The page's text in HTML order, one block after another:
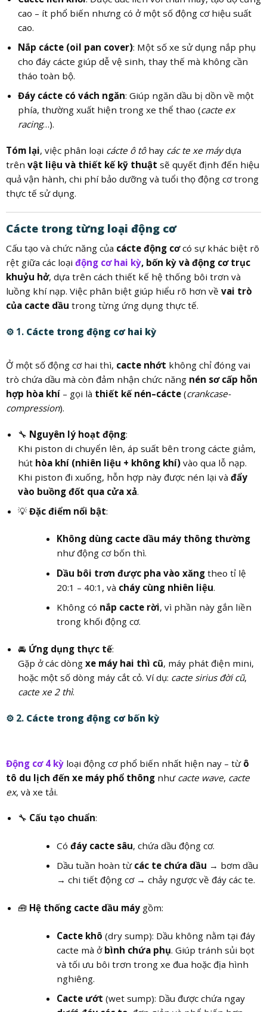
cao – ít phổ biến nhưng có ở một số động cơ hiệu suất
cao.
Nắp cácte (oil pan cover): Một số xe sử dụng nắp phụ
cho đáy cácte giúp dễ vệ sinh, thay thế mà không cần
tháo toàn bộ.
Đáy cácte có vách ngăn: Giúp ngăn dầu bị dồn về một
phía, thường xuất hiện trong xe thể thao (cacte ex
racing…).
Tóm lại, việc phân loại cácte ô tôhay các te xe máydựa
trên vật liệu và thiết kế kỹ thuật sẽ quyết định đến hiệu
quả vận hành, chi phí bảo dưỡng và tuổi thọ động cơ trong
thực tế sử dụng.
Cácte trong từng loại động cơ
Cấu tạo và chức năng của cácte động cơcó sự khác biệt rõ
rệt giữa các loại động cơ hai kỳ, bốn kỳ và động cơ trục
khuỷu hở, dựa trên cách thiết kế hệ thống bôi trơn và
luồng khí nạp. Việc phân biệt giúp hiểu rõ hơn về vai trò
của cacte dầu trong từng ứng dụng thực tế.
⚙️ 1. Cácte trong động cơ hai kỳ
Ở một số động cơ hai thì, cacte nhớt không chỉ đóng vai
trò chứa dầu mà còn đảm nhận chức năng nén sơ cấp hỗn
hợp hòa khí– gọi là thiết kế nén–cácte(crankcase-
compression).
🔧 Nguyên lý hoạt động:
Khi piston di chuyển lên, áp suất bên trong cácte giảm,
hút hòa khí (nhiên liệu + không khí)vào qua lỗ nạp.
Khi piston đi xuống, hỗn hợp này được nén lại và đẩy
vào buồng đốt qua cửa xả.
💡Đặc điểm nổi bật:
Không dùng cacte dầu máy thông thường
như động cơ bốn thì.
Dầu bôi trơn được pha vào xăngtheo tỉ lệ
20:1 – 40:1, và cháy cùng nhiên liệu.
Không có nắp cacte rời, vì phần này gắn liền
trong khối động cơ.
🚘 Ứng dụng thực tế:
Gặp ở các dòng xe máy hai thì cũ, máy phát điện mini,
hoặc một số dòng máy cắt cỏ. Ví dụ: cacte sirius đời cũ,
cacte xe 2 thì.
⚙️ 2. Cácte trong động cơ bốn kỳ
Động cơ 4 kỳloại động cơ phổ biến nhất hiện nay – từ ô
tô du lịch đến xe máy phổ thôngnhư cacte wave, cacte
ex, và xe tải.
🔧 Cấu tạo chuẩn:
Có đáy cacte sâu, chứa dầu động cơ.
Dầu tuần hoàn từ các te chứa dầu → bơm dầu
→ chi tiết động cơ → chảy ngược về đáy các te.
🧰 Hệ thống cacte dầu máygồm:
Cacte khô (dry sump): Dầu không nằm tại đáy
cacte mà ở bình chứa phụ. Giúp tránh sủi bọt
và tối ưu bôi trơn trong xe đua hoặc địa hình
nghiêng.
Cacte ướt (wet sump): Dầu được chứa ngay